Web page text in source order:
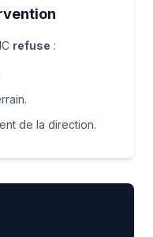
refuse :
de la direction.